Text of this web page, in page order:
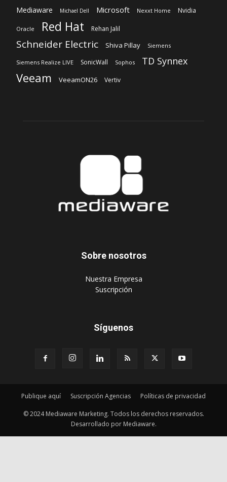
Mediaware Michael Dell Microsoft Nexxt Home Nvidia
Oracle Red Hat Rehan Jalil
Schneider Electric Shiva Pillay Siemens
Siemens Realize LIVE SonicWall Sophos TD Synnex
Veeam VeeamON26 Vertiv
Sobre nosotros
‎Nuestra Empresa
‎Suscripción
Síguenos
Publique aquí Suscripción Agencias Políticas de privacidad
© 2024 Mediaware Marketing. Todos los derechos reservados.
Desarrollado por Mediaware.